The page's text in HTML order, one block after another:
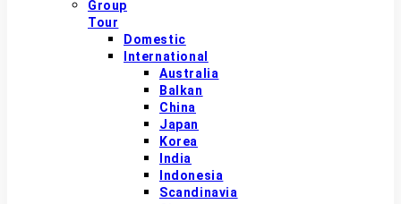
Group
Tour
Domestic
International
Australia
Balkan
China
Japan
Korea
India
Indonesia
Scandinavia